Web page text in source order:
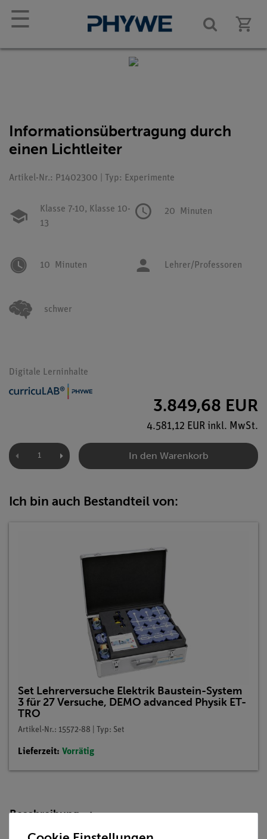
☰
Informationsübertragung durch
einen Lichtleiter
Artikel-Nr.: P1402300 | Typ: Experimente
Klasse 7-10, Klasse 10-
13
20 Minuten
10 Minuten Lehrer/Professoren
schwer
Digitale Lerninhalte
3.849,68 EUR
4.581,12 EUR inkl. MwSt.
In den Warenkorb
Ich bin auch Bestandteil von:
Set Lehrerversuche Elektrik Baustein-System
3 für 27 Versuche, DEMO advanced Physik ET-
TRO
Artikel-Nr.: 15572-88 | Typ: Set
Lieferzeit: Vorrätig
Beschreibung